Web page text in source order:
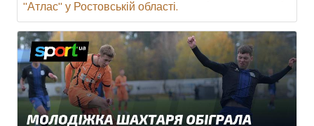
"Атлас" у Ростовській області.